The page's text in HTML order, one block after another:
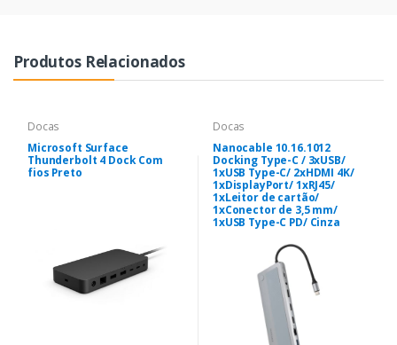
Produtos Relacionados
Docas
Microsoft Surface
Thunderbolt 4 Dock Com
fios Preto
Docas
Nanocable 10.16.1012
Docking Type-C / 3xUSB/
1xUSB Type-C/ 2xHDMI 4K/
1xDisplayPort/ 1xRJ45/
1xLeitor de cartão/
1xConector de 3,5 mm/
1xUSB Type-C PD/ Cinza